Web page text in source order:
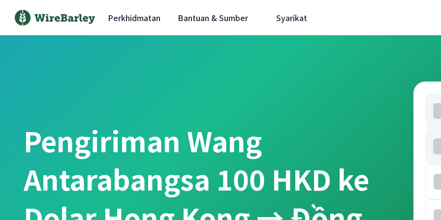
Perkhidmatan Bantuan & Sumber Syarikat
Pengiriman Wang
Antarabangsa 100 HKD ke